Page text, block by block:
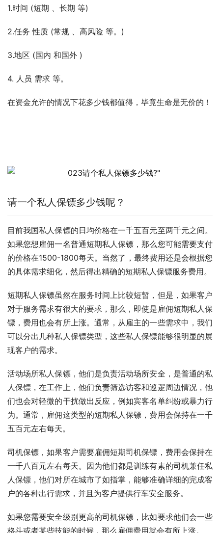
1.时间 (短期 、长期 等)
2.任务 性质 (常规 、高风险 等。)
3.地区 (国内 和国外 )
4. 人员 需求 等。
在资金允许的情况下花多少钱都值得，毕竟生命是无价的！
请一个私人保镖多少钱呢？
目前我国私人保镖的日均价格在一千五百元至两千元之间。
如果您想雇佣一名普通短期私人保镖，那么您可能需要支付
的价格在1500-1800每天。当然了，最终费用还是会根据您
的具体需求细化，然后得出精确的短期私人保镖服务费用。
短期私人保镖虽然在服务时间上比较短暂，但是，如果客户
对于服务需求有很大的要求，那么，即使是雇佣短期私人保
镖，费用也会有所上涨。通常，从雇主的一些需求中，我们
可以分出几种私人保镖类型，这些私人保镖能够很明显的展
现客户的需求。
活动场所私人保镖，他们是负责活动场所安全，是普通的私
人保镖，在工作上，他们负责筛选访客和巡逻周边情况，他
们也会对轻微的干扰做出反应，例如宾客名单纠纷或暴力行
为。通常，雇佣这类型的短期私人保镖，费用会保持在一千
五百元左右每天。
司机保镖，如果客户需要雇佣短期司机保镖，费用会保持在
一千八百元左右每天。因为他们都是训练有素的司机兼任私
人保镖，他们对所在城市了如指掌，能够准确详细的完成客
户的各种出行需求，并且为客户提供行车安全服务。
如果您需要安全级别更高的司机保镖，比如要求他们会一些
格斗或者某些技能的时候，那么雇佣费用就会有所上涨。